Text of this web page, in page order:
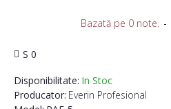
Disponibilitate: In Stoc
Producator: Everin Profesional
S 0
Bazată pe 0 note. -